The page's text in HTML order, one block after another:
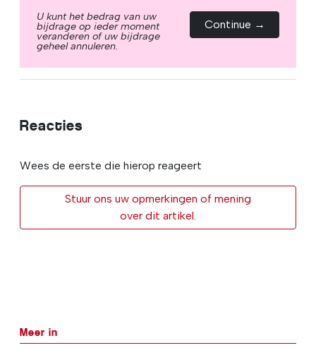
U kunt het bedrag van uw
bijdrage op ieder moment
veranderen of uw bijdrage
geheel annuleren.
Continue →
Reacties
Wees de eerste die hierop reageert
Stuur ons uw opmerkingen of mening
over dit artikel.
Meer in